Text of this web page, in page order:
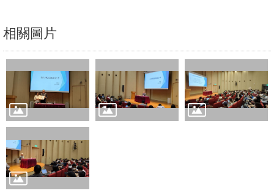
學
輔
捐
教
研
資
源
與
相關圖片